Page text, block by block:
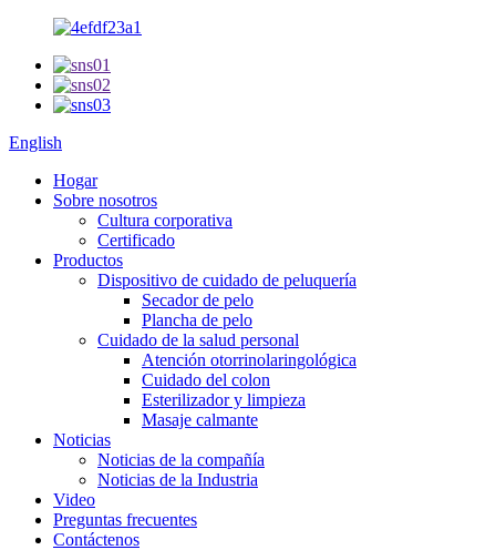
English
Hogar
Sobre nosotros
Cultura corporativa
Certificado
Productos
Dispositivo de cuidado de peluquería
Secador de pelo
Plancha de pelo
Cuidado de la salud personal
Atención otorrinolaringológica
Cuidado del colon
Esterilizador y limpieza
Masaje calmante
Noticias
Noticias de la compañía
Noticias de la Industria
Video
Preguntas frecuentes
Contáctenos